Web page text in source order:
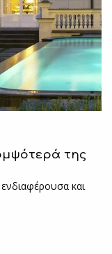
της
και